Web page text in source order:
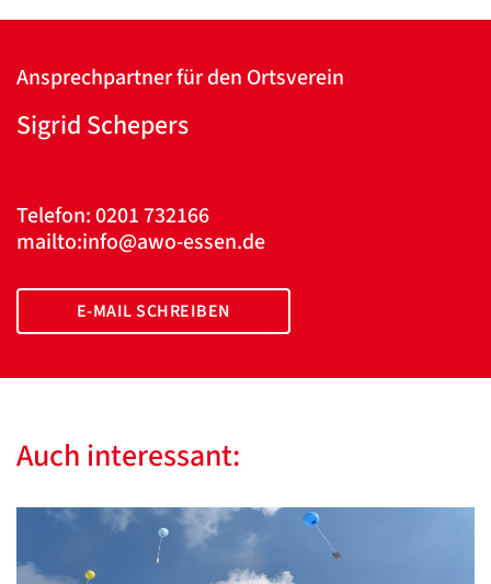
Ansprechpartner für den Ortsverein
Sigrid Schepers
Telefon: 0201 732166
mailto:info@awo-essen.de
E-MAIL SCHREIBEN
Auch interessant: